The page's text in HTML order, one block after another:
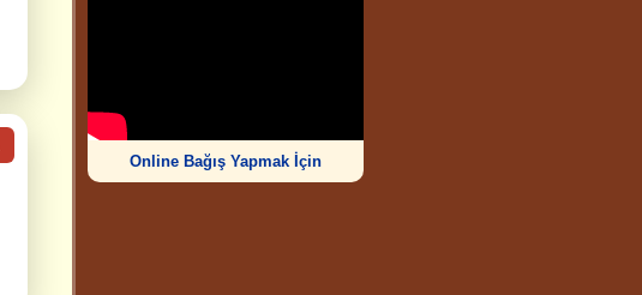
Online Bağış Yapmak İçin